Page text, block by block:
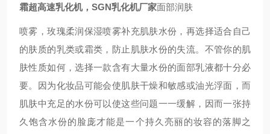
霜超高速乳化机，SGN乳化机厂家面部润肤
喷雾，玫瑰柔润保湿喷雾补充肌肤水份，再选择适合自己
的肤质的乳类或霜类，防止肌肤水份的失流。不管你的肌
肤性质如何，选择一款含有大量水份的面部乳液都十分必
要。因为化妆品可能会使肌肤干燥和敏感或油光浮面，而
肌肤中充足的水份可以使这些问题一一缓解，因而一张持
久饱含水份的脸庞才能是一个持久亮丽的妆容的落脚之